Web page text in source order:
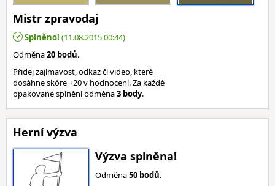
Mistr zpravodaj
Splněno! (11.08.2015 00:44)
Odměna20 bodů.
Přidej zajímavost, odkaz či video, které
dosáhne skóre +20 v hodnocení. Za každé
opakované splnění odměna3 body.
Herní výzva
Výzva splněna!
Odměna50 bodů.